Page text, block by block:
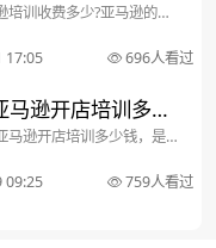
训收费多少?亚马逊的发
定的量，对于亚马逊培训
比较清楚的，尤其是沿海
分人...
17:05 696人看过
马逊开店培训多少
逊开店培训多少钱，是
境电商专业人士，小编可
宁波亚马逊培训多少钱。
09:25 759人看过